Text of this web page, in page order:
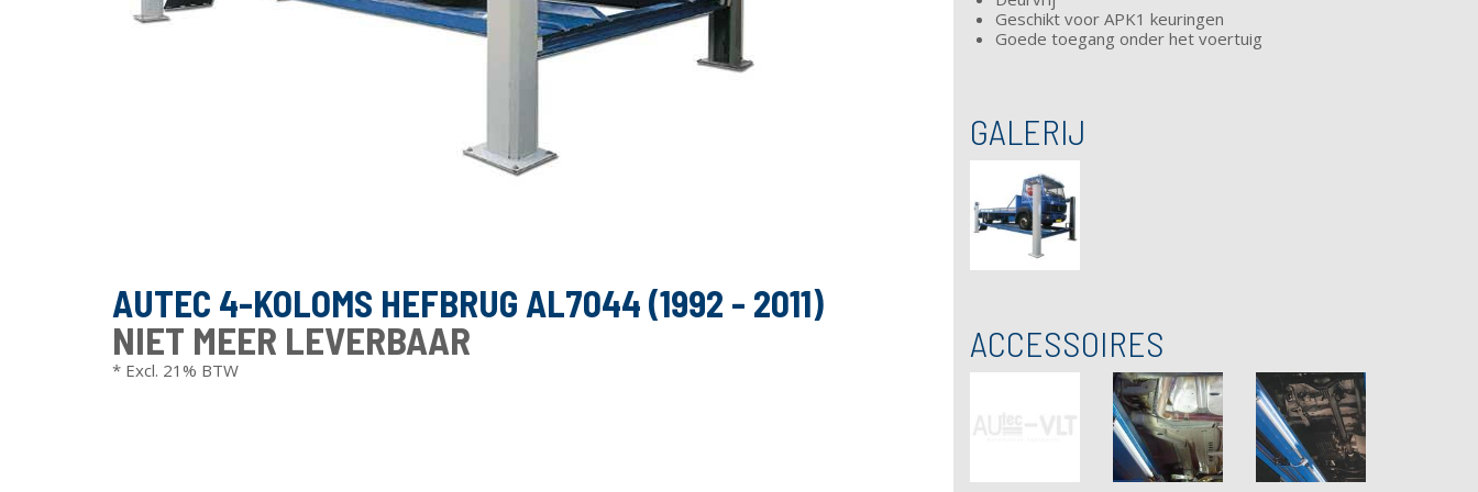
AUTEC 4-KOLOMS HEFBRUG AL7044 (1992 - 2011)
NIET MEER LEVERBAAR
* Excl. 21% BTW
Geschikt voor APK1 keuringen
Goede toegang onder het voertuig
GALERIJ
ACCESSOIRES